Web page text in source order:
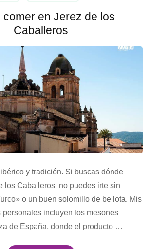
comer en Jerez de los
Caballeros
y tradición. Si buscas dónde
los Caballeros, no puedes irte sin
o un buen solomillo de bellota. Mis
personales incluyen los mesones
de España, donde el producto …